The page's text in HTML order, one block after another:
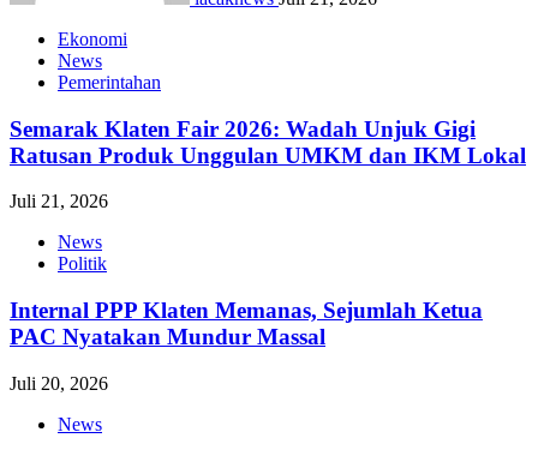
Ekonomi
News
Pemerintahan
Semarak Klaten Fair 2026: Wadah Unjuk Gigi
Ratusan Produk Unggulan UMKM dan IKM Lokal
Juli 21, 2026
News
Politik
Internal PPP Klaten Memanas, Sejumlah Ketua
PAC Nyatakan Mundur Massal
Juli 20, 2026
News